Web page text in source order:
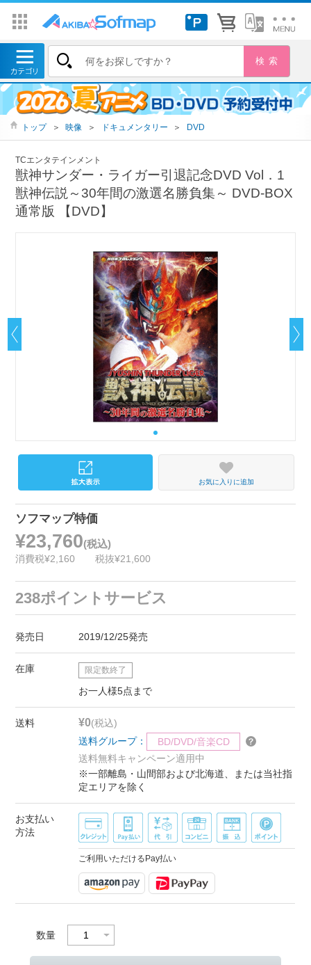
トップ ＞ 映像 ＞ ドキュメンタリー ＞ DVD
TCエンタテインメント
獣神サンダー・ライガー引退記念DVD Vol．1
獣神伝説～30年間の激選名勝負集～ DVD-BOX
通常版 【DVD】
お気に入りに追加
ソフマップ特価
¥23,760(税込)
消費税¥2,160 税抜¥21,600
238ポイントサービス
発売日 2019/12/25発売
在庫 限定数終了
お一人様5点まで
送料 ¥0(税込)
送料グループ：
BD/DVD/音楽CD
送料無料キャンペーン適用中
※一部離島・山間部および北海道、または当社指
定エリアを除く
お支払い
方法
ご利用いただけるPay払い
数量